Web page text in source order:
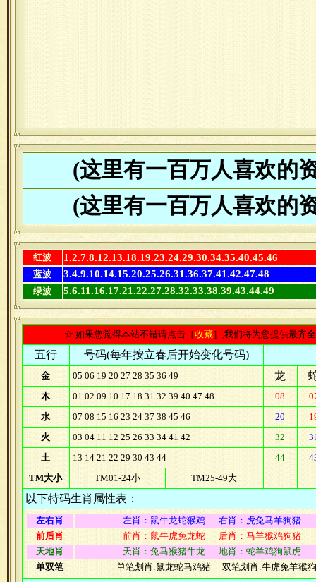
(这里有一百万人喜欢的
(这里有一百万人喜欢的
红波 1.2.7.8.12.13.18.19.23.24.29.30.34.35.40.45.46
蓝波 3.4.9.10.14.15.20.25.26.31.36.37.41.42.47.48
绿波 5.6.11.16.17.21.22.27.28.32.33.38.39.43.44.49
☆ 如果您觉得本站不错请点击［收藏］,我们将为您提供最齐
五行 号码(每年按立春后开始变化号码)
金 05 06 19 20 27 28 35 36 49 龙
木 01 02 09 10 17 18 31 32 39 40 47 48 08
水
07 08 15 16 23 24 37 38 45 46 20
火
03 04 11 12 25 26 33 34 41 42 32
土
13 14 21 22 29 30 43 44 44
TM大小
TM01-24小 TM25-49大
以下特码生肖属性表：
左右肖
左肖：鼠牛龙蛇猴鸡 右肖：虎兔马羊狗猪
前后肖
前肖：鼠牛虎兔龙蛇 后肖：马羊猴鸡狗猪
天地肖
天肖：兔马猴猪牛龙 地肖：蛇羊鸡狗鼠虎
单双笔
单笔划肖:鼠龙蛇马鸡猪 双笔划肖:牛虎兔羊猴狗